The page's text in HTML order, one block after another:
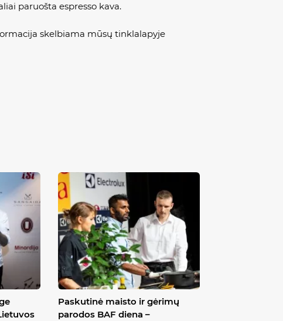
paruošta espresso kava.
skelbiama mūsų tinklalapyje
Paskutinė maisto ir gėrimų
parodos BAF diena –